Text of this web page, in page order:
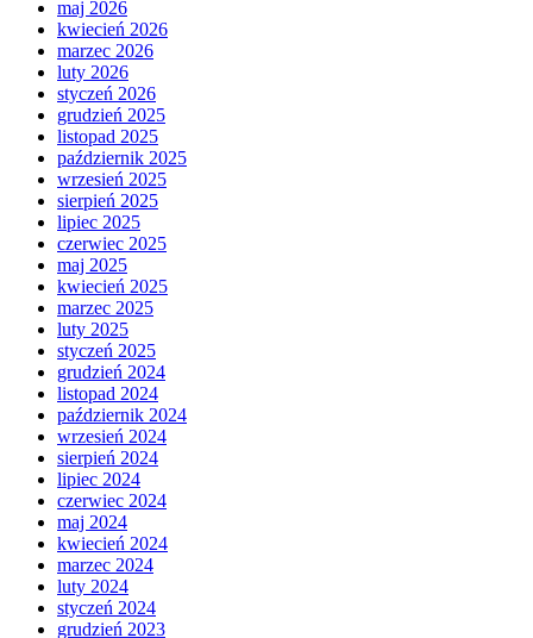
maj 2026
kwiecień 2026
marzec 2026
luty 2026
styczeń 2026
grudzień 2025
listopad 2025
październik 2025
wrzesień 2025
sierpień 2025
lipiec 2025
czerwiec 2025
maj 2025
kwiecień 2025
marzec 2025
luty 2025
styczeń 2025
grudzień 2024
listopad 2024
październik 2024
wrzesień 2024
sierpień 2024
lipiec 2024
czerwiec 2024
maj 2024
kwiecień 2024
marzec 2024
luty 2024
styczeń 2024
grudzień 2023